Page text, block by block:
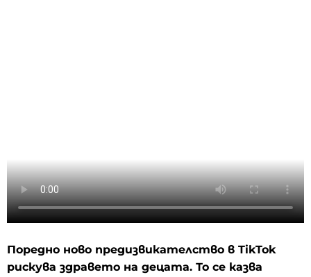
Поредно ново предизвикателство в TikTok
рискува здравето на децата. То се казва